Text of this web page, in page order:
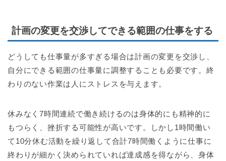
計画の変更を交渉してできる範囲の仕事をする
どうしても仕事量が多すぎる場合は計画の変更を交渉し、
自分にできる範囲の仕事量に調整することも必要です。終
わりのない作業は人にストレスを与えます。
休みなく7時間連続で働き続けるのは身体的にも精神的に
もつらく、挫折する可能性が高いです。しかし1時間働い
て10分休む活動を繰り返して合計7時間働くように仕事に
終わりが細かく決められていれば達成感を得ながら、身体